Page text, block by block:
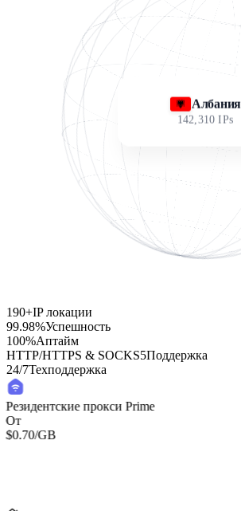
Албания
142,310 IPs
190+IP локации
99.98%Успешность
100%Аптайм
HTTP/HTTPS & SOCKS5Поддержка
24/7Техподдержка
Резидентские прокси Prime
От
$0.70/GB